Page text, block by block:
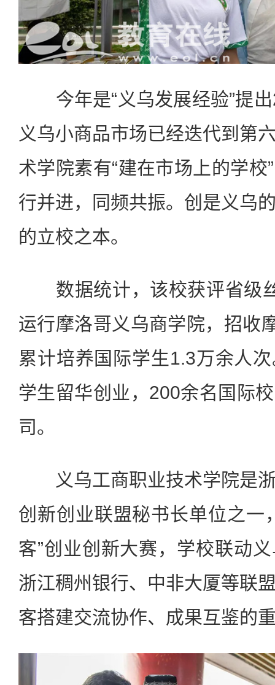
今年是“义乌发展经验”提出
义乌小商品市场已经迭代到第
术学院素有“建在市场上的学校
行并进，同频共振。创是义乌
的立校之本。
数据统计，该校获评省级
运行摩洛哥义乌商学院，招收
累计培养国际学生1.3万余人
学生留华创业，200余名国际
司。
义乌工商职业技术学院是浙
创新创业联盟秘书长单位之一
客”创业创新大赛，学校联动
浙江稠州银行、中非大厦等联
客搭建交流协作、成果互鉴的